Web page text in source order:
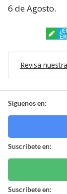
6 de Agosto.
Revisa
Síguenos en:
Suscríbete en:
Suscríbete en: